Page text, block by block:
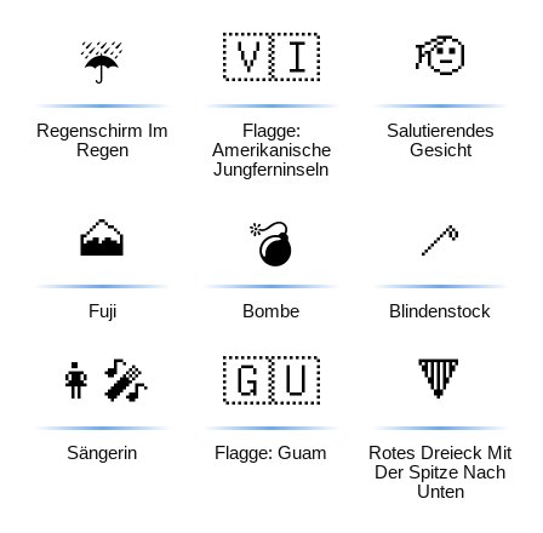
☔
Regenschirm Im
Regen
🇻🇮
Flagge:
Amerikanische
Jungferninseln
🫡
Salutierendes
Gesicht
🗻
Fuji
💣
Bombe
🦯
Blindenstock
👩‍🎤
Sängerin
🇬🇺
Flagge: Guam
🔻
Rotes Dreieck Mit
Der Spitze Nach
Unten